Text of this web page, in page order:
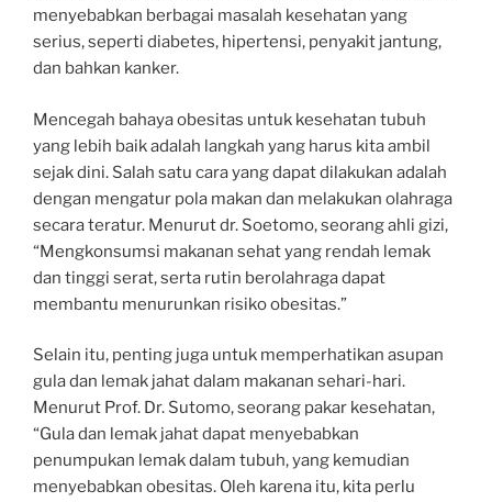
menyebabkan berbagai masalah kesehatan yang
serius, seperti diabetes, hipertensi, penyakit jantung,
dan bahkan kanker.
Mencegah bahaya obesitas untuk kesehatan tubuh
yang lebih baik adalah langkah yang harus kita ambil
sejak dini. Salah satu cara yang dapat dilakukan adalah
dengan mengatur pola makan dan melakukan olahraga
secara teratur. Menurut dr. Soetomo, seorang ahli gizi,
“Mengkonsumsi makanan sehat yang rendah lemak
dan tinggi serat, serta rutin berolahraga dapat
membantu menurunkan risiko obesitas.”
Selain itu, penting juga untuk memperhatikan asupan
gula dan lemak jahat dalam makanan sehari-hari.
Menurut Prof. Dr. Sutomo, seorang pakar kesehatan,
“Gula dan lemak jahat dapat menyebabkan
penumpukan lemak dalam tubuh, yang kemudian
menyebabkan obesitas. Oleh karena itu, kita perlu